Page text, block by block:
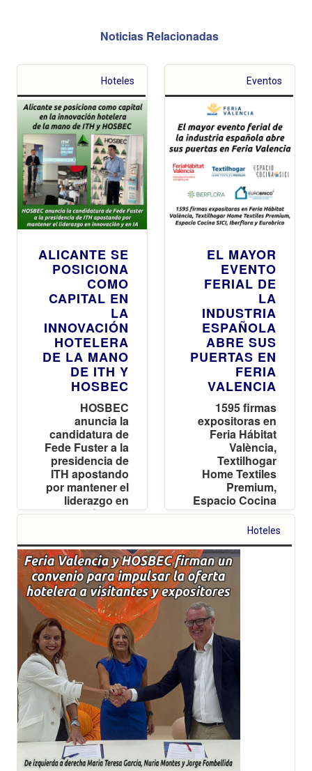
Noticias Relacionadas
Hoteles
ALICANTE SE
POSICIONA
COMO
CAPITAL EN
LA
INNOVACIÓN
HOTELERA
DE LA MANO
DE ITH Y
HOSBEC
HOSBEC
anuncia la
candidatura de
Fede Fuster a la
presidencia de
ITH apostando
por mantener el
liderazgo en
innovación y en
Eventos
EL MAYOR
EVENTO
FERIAL DE
LA
INDUSTRIA
ESPAÑOLA
ABRE SUS
PUERTAS EN
FERIA
VALENCIA
1595 firmas
expositoras en
Feria Hábitat
València,
Textilhogar
Home Textiles
Premium,
Espacio Cocina
SICI, Iberflora y
Eurobrico
Hoteles